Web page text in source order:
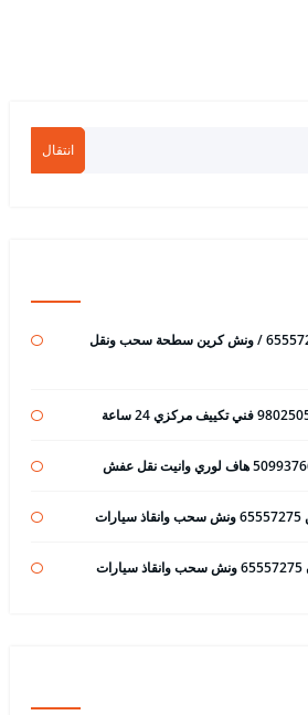
انتقال
ونش ابو حليفة رقم / 65557275 / ونش كرين سطحة سحب ونقل